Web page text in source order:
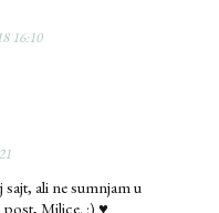
16:10
ali ne sumnjam u
Milice. :) ♥